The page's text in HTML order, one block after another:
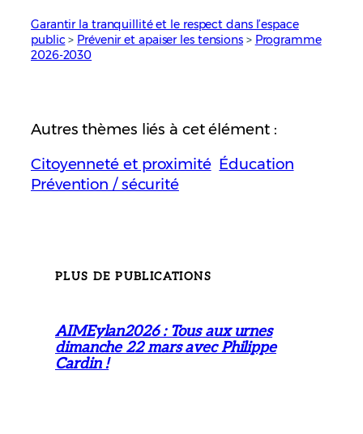
Garantir la tranquillité et le respect dans l’espace
public > Prévenir et apaiser les tensions > Programme
2026-2030
Autres thèmes liés à cet élément :
Citoyenneté et proximité Éducation
Prévention / sécurité
PLUS DE PUBLICATIONS
AIMEylan2026 : Tous aux urnes
dimanche 22 mars avec Philippe
Cardin !